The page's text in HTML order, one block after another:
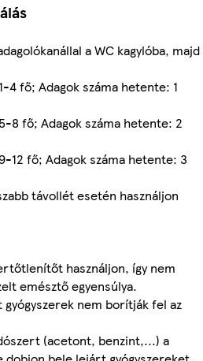
a WC kagylóba, majd
4 fő; Adagok száma hetente: 1
8 fő; Adagok száma hetente: 2
12 fő; Adagok száma hetente: 3
távollét esetén használjon
használjon, így nem
emésztő egyensúlya.
nem borítják fel az
(acetont, benzint,...) a